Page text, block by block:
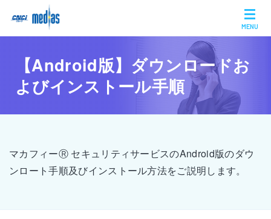
MENU
【Android版】ダウンロードお
よびインストール手順
マカフィーⓇ セキュリティサービスのAndroid版のダウ
ンロート手順及びインストール方法をご説明します。